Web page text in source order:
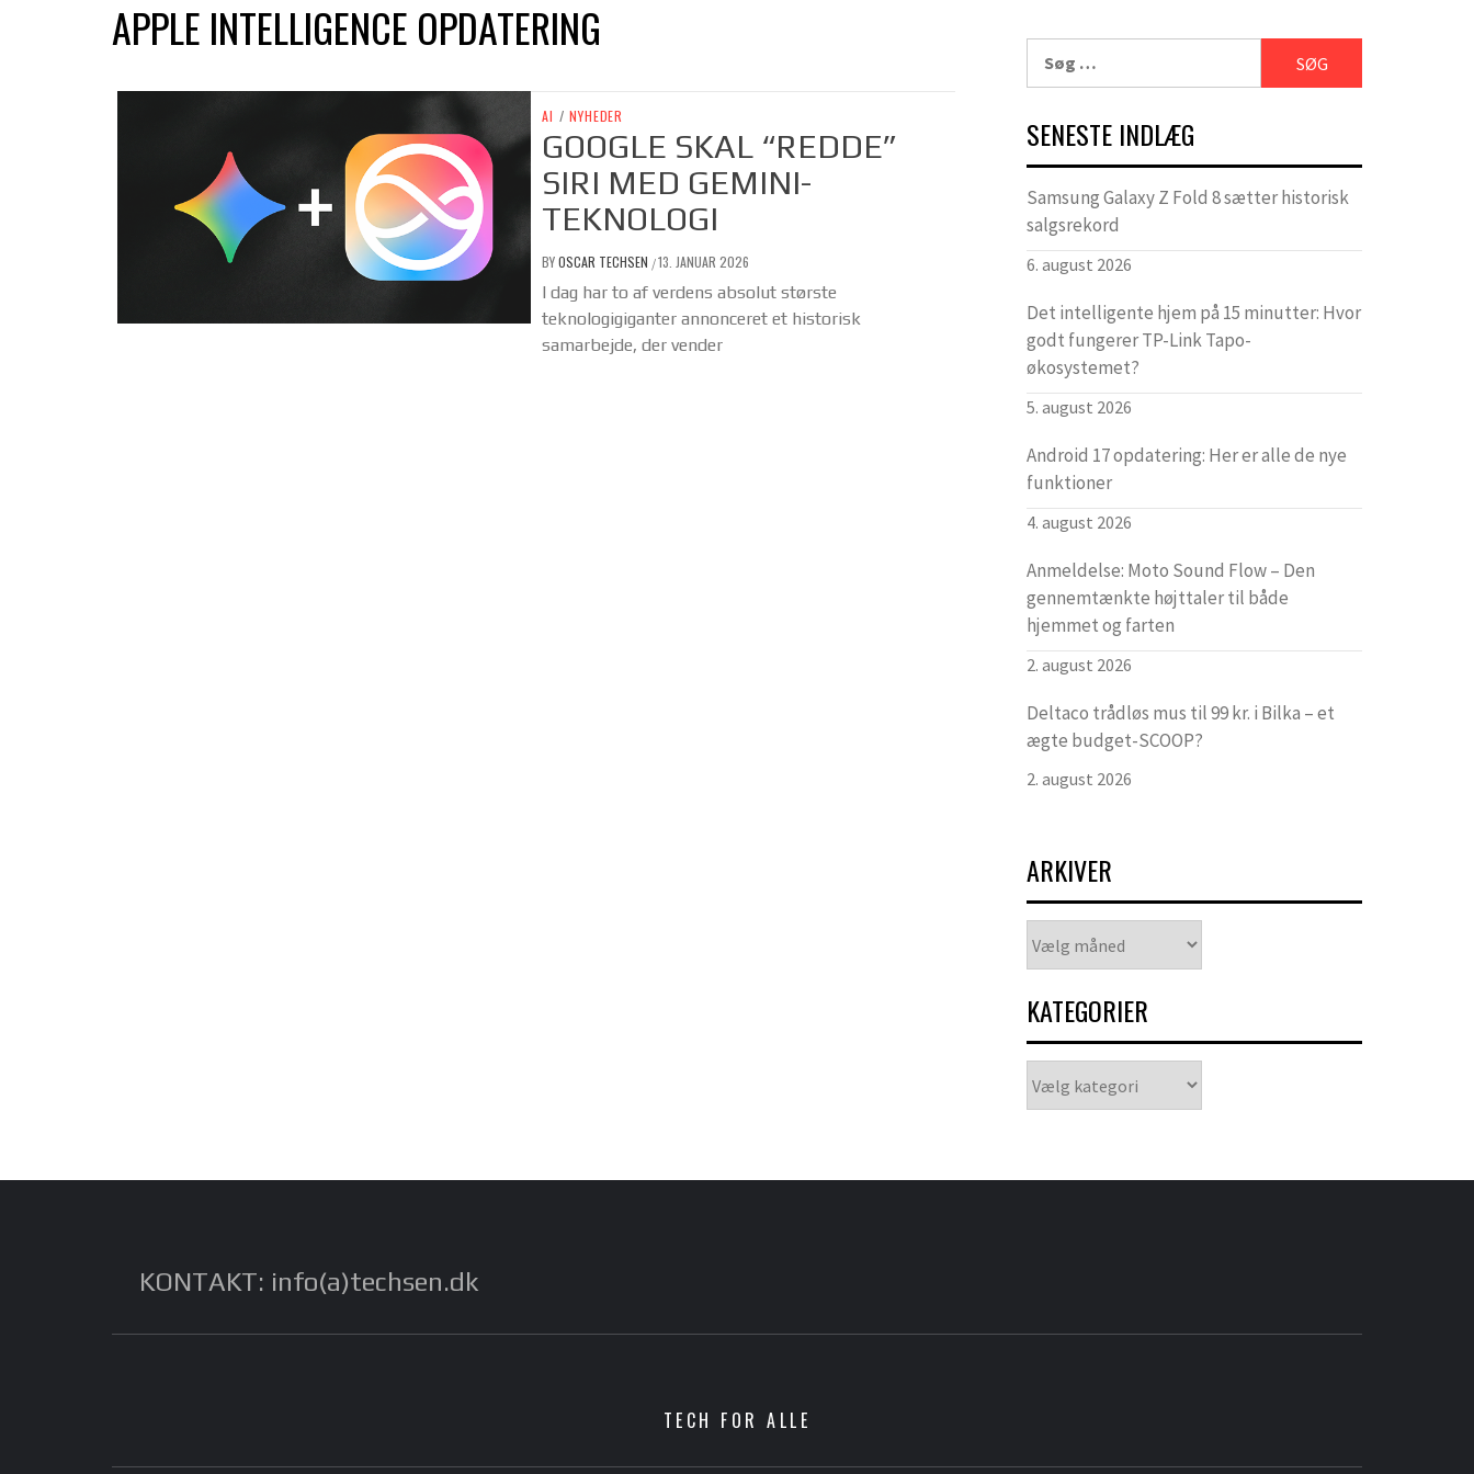
APPLE INTELLIGENCE OPDATERING
AI / NYHEDER
GOOGLE SKAL “REDDE”
SIRI MED GEMINI-
TEKNOLOGI
BYOSCAR TECHSEN /13. JANUAR 2026
I dag har to af verdens absolut største
teknologigiganter annonceret et historisk
samarbejde, der vender
efter:
SENESTE INDLÆG
Samsung Galaxy Z Fold 8 sætter historisk
salgsrekord
6. august 2026
Det intelligente hjem på 15 minutter: Hvor
godt fungerer TP-Link Tapo-
økosystemet?
5. august 2026
Android 17 opdatering: Her er alle de nye
funktioner
4. august 2026
Anmeldelse: Moto Sound Flow – Den
gennemtænkte højttaler til både
hjemmet og farten
2. august 2026
Deltaco trådløs mus til 99 kr. i Bilka – et
ægte budget-SCOOP?
2. august 2026
ARKIVER
KATEGORIER
KONTAKT: info(a)techsen.dk
TECH FOR ALLE